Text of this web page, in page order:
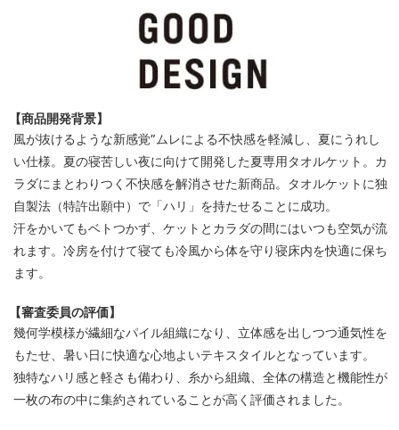
【商品開発背景】
風が抜けるような新感覚”ムレによる不快感を軽減し、夏にうれし
い仕様。夏の寝苦しい夜に向けて開発した夏専用タオルケット。カ
ラダにまとわりつく不快感を解消させた新商品。タオルケットに独
自製法（特許出願中）で「ハリ」を持たせることに成功。
汗をかいてもベトつかず、ケットとカラダの間にはいつも空気が流
れます。冷房を付けて寝ても冷風から体を守り寝床内を快適に保ち
ます。
【審査委員の評価】
幾何学模様が繊細なパイル組織になり、立体感を出しつつ通気性を
もたせ、暑い日に快適な心地よいテキスタイルとなっています。
独特なハリ感と軽さも備わり、糸から組織、全体の構造と機能性が
一枚の布の中に集約されていることが高く評価されました。